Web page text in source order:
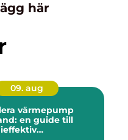
här
09. aug
värmepump
en guide till